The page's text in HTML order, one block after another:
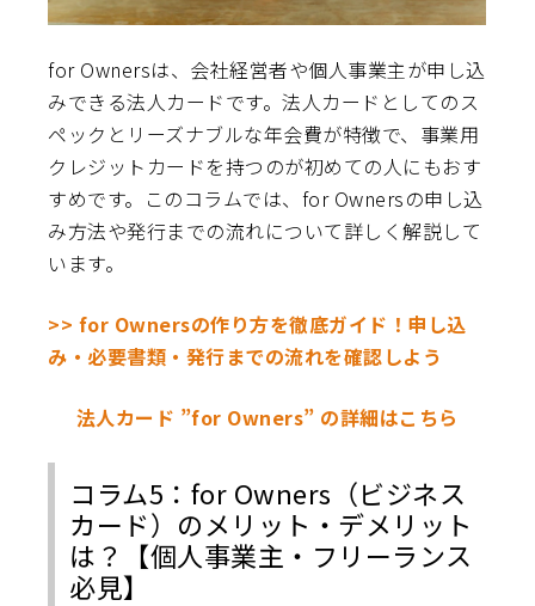
for Ownersは、会社経営者や個人事業主が申し込
みできる法人カードです。法人カードとしてのス
ペックとリーズナブルな年会費が特徴で、事業用
クレジットカードを持つのが初めての人にもおす
すめです。このコラムでは、for Ownersの申し込
み方法や発行までの流れについて詳しく解説して
います。
>> for Ownersの作り方を徹底ガイド！申し込
み・必要書類・発行までの流れを確認しよう
法人カード ”for Owners” の詳細はこちら
コラム5：for Owners（ビジネス
カード）のメリット・デメリット
は？【個人事業主・フリーランス
必見】